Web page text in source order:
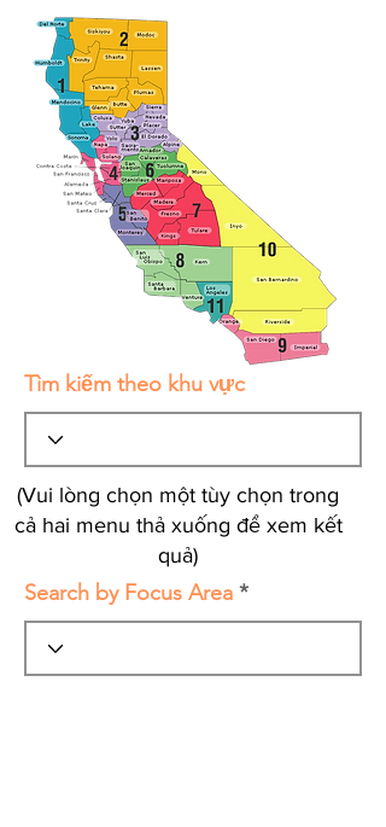
Tìm kiếm theo khu vực
(Vui lòng chọn một tùy chọn trong
cả hai menu thả xuống để xem kết
quả)
Search by Focus Area